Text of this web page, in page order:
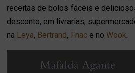
receitas de bolos fáceis e
desconto, em livrarias,
na Leya, Bertrand, Fnac e noWook.